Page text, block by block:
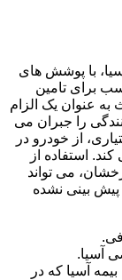
با پوشش های
برای تامین
عنوان یک الزام
را جبران می
از خودرو در
استفاده از
می تواند
پیش بینی نشده
آسیا.
آسیا که در